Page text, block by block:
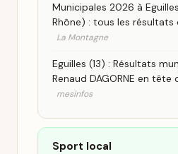
Municipales 2026 à
Rhône) : tous les
La Montagne
Eguilles (13) : Résultats
Renaud DAGORNE en
mesinfos
Sport local